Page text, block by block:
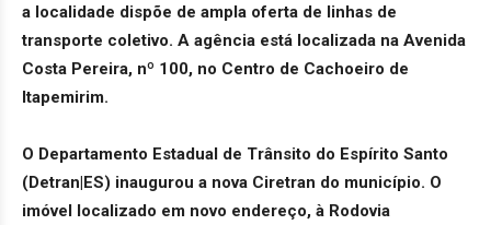
a localidade dispõe de ampla oferta de linhas de
transporte coletivo. A agência está localizada na Avenida
Costa Pereira, nº 100, no Centro de Cachoeiro de
Itapemirim.
O Departamento Estadual de Trânsito do Espírito Santo
(Detran|ES) inaugurou a nova Ciretran do município. O
imóvel localizado em novo endereço, à Rodovia